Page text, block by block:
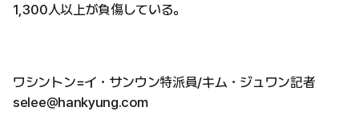
1,300人以上が負傷している。
ワシントン=イ・サンウン特派員/キム・ジュワン記者
selee@hankyung.com